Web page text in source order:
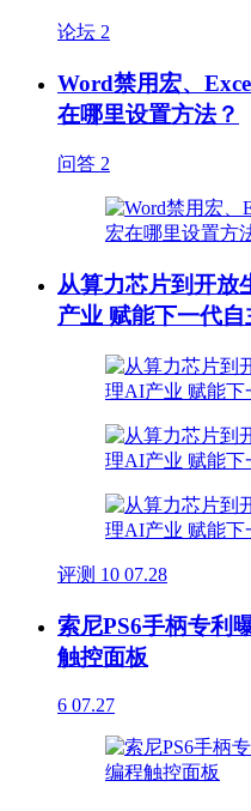
论坛 2
Word禁用宏、
在哪里设置方法？
问答 2
从算力芯片到开
产业 赋能下一代自
评测 10 07.28
索尼PS6手柄专利
触控面板
6 07.27